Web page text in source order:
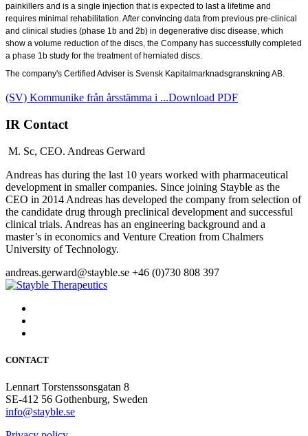
painkillers and is a single injection that is expected to last a lifetime and
requires minimal rehabilitation. After convincing data from previous pre-clinical
and clinical studies (phase 1b and 2b) in degenerative disc disease, which
show a volume reduction of the discs, the Company has successfully completed
a phase 1b study for the treatment of herniated discs.
The company's Certified Adviser is Svensk Kapitalmarknadsgranskning AB.
(SV) Kommunike från årsstämma i ...Download PDF
IR Contact
M. Sc, CEO. Andreas Gerward
Andreas has during the last 10 years worked with pharmaceutical
development in smaller companies. Since joining Stayble as the
CEO in 2014 Andreas has developed the company from selection of
the candidate drug through preclinical development and successful
clinical trials. Andreas has an engineering background and a
master’s in economics and Venture Creation from Chalmers
University of Technology.
andreas.gerward@stayble.se +46 (0)730 808 397
CONTACT
Lennart Torstenssonsgatan 8
SE-412 56 Gothenburg, Sweden
info@stayble.se